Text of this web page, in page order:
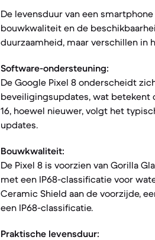
De levensduur van een
bouwkwaliteit en de
duurzaamheid, maar verschillen
Software-ondersteuning:
De Google Pixel 8 onderscheidt
beveiligingsupdates, wat betekent
16, hoewel nieuwer, volgt het
updates.
Bouwkwaliteit:
De Pixel 8 is voorzien van Gorilla
met een IP68-classificatie voor
Ceramic Shield aan de voorzijde,
een IP68-classificatie.
Praktische levensduur: